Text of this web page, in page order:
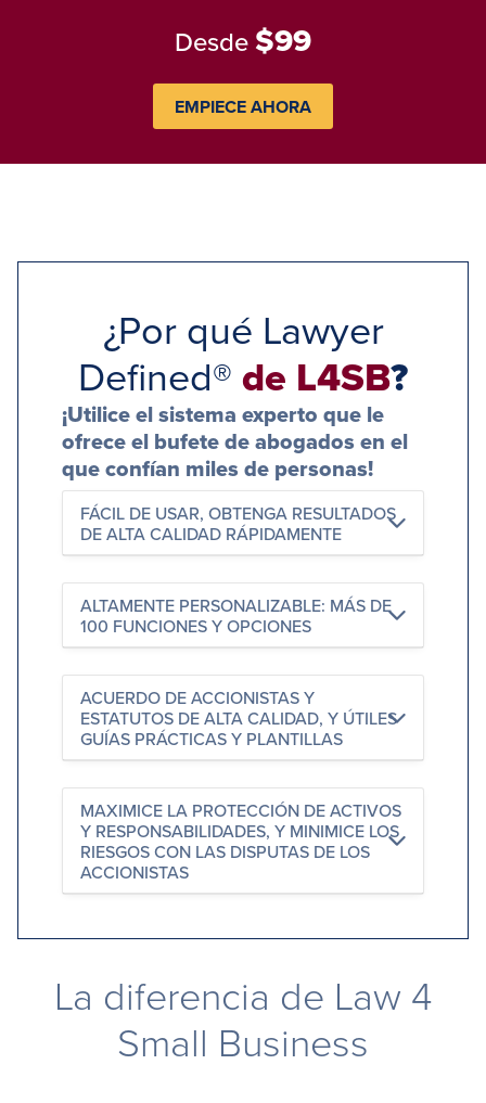
Desde $99
EMPIECE AHORA
¿Por qué Lawyer
Defined®de L4SB?
¡Utilice el sistema experto que le
ofrece el bufete de abogados en el
que confían miles de personas!
FÁCIL DE USAR, OBTENGA RESULTADOS
DE ALTA CALIDAD RÁPIDAMENTE
ALTAMENTE PERSONALIZABLE: MÁS DE
100 FUNCIONES Y OPCIONES
ACUERDO DE ACCIONISTAS Y
ESTATUTOS DE ALTA CALIDAD, Y ÚTILES
GUÍAS PRÁCTICAS Y PLANTILLAS
MAXIMICE LA PROTECCIÓN DE ACTIVOS
Y RESPONSABILIDADES, Y MINIMICE LOS
RIESGOS CON LAS DISPUTAS DE LOS
ACCIONISTAS
La diferencia de Law 4
Small Business